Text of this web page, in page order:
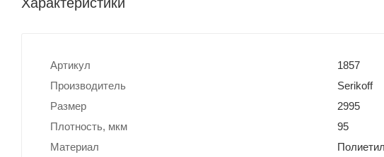
Артикул
1857
Производитель
Serikoff
Размер
2995
Плотность, мкм
95
Материал